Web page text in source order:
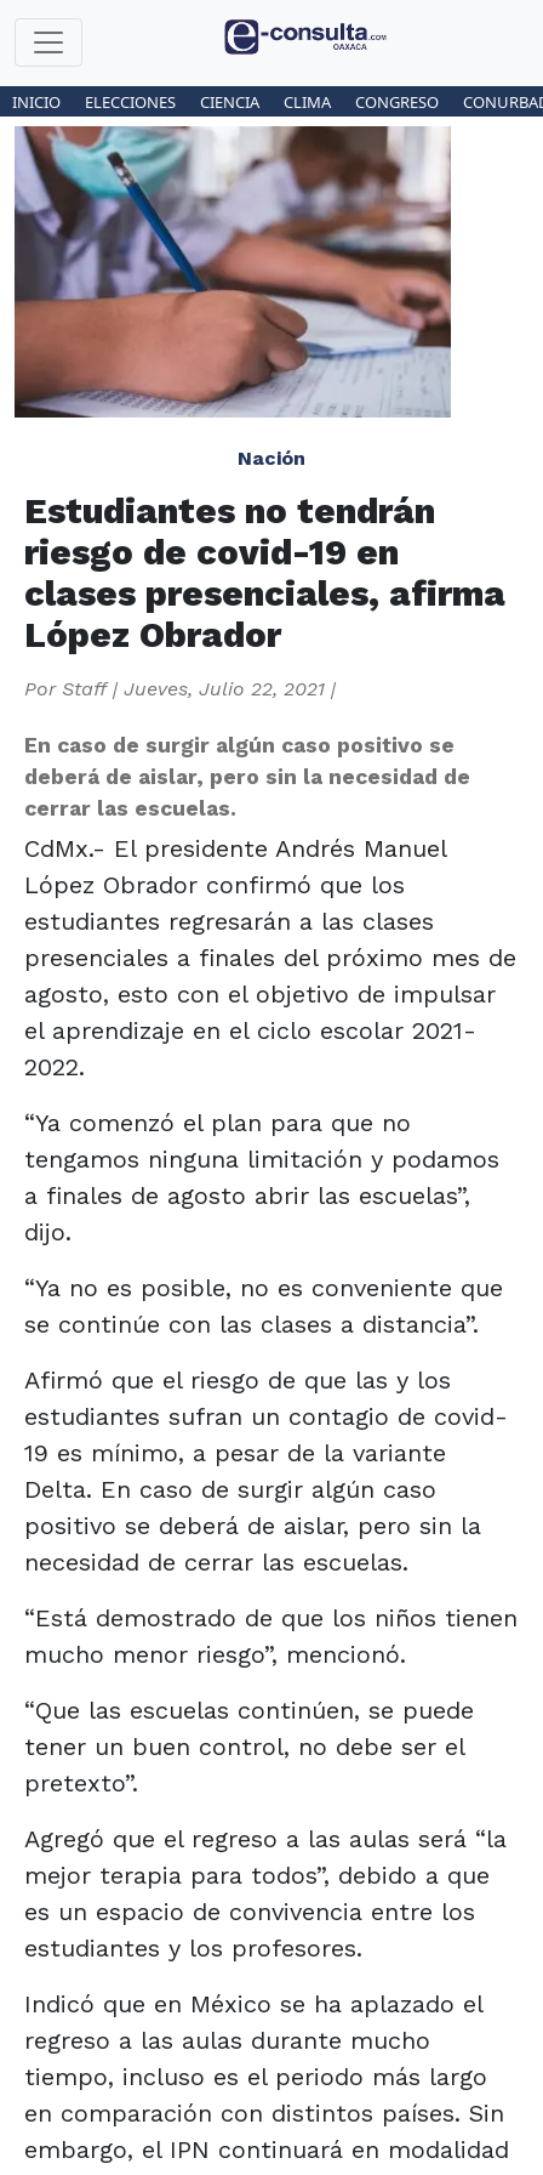
INICIO ELECCIONES CIENCIA CLIMA CONGRESO
Nación
Estudiantes no tendrán
riesgo de covid-19 en
clases presenciales, afirma
López Obrador
Por Staff| Jueves, Julio 22, 2021 |
En caso de surgir algún caso positivo se
deberá de aislar, pero sin la necesidad de
cerrar las escuelas.
CdMx.- El presidente Andrés Manuel
López Obrador confirmó que los
estudiantes regresarán a las clases
presenciales a finales del próximo mes de
agosto, esto con el objetivo de impulsar
el aprendizaje en el ciclo escolar 2021-
2022.
“Ya comenzó el plan para que no
tengamos ninguna limitación y podamos
a finales de agosto abrir las escuelas”,
dijo.
“Ya no es posible, no es conveniente que
se continúe con las clases a distancia”.
Afirmó que el riesgo de que las y los
estudiantes sufran un contagio de covid-
19 es mínimo, a pesar de la variante
Delta. En caso de surgir algún caso
positivo se deberá de aislar, pero sin la
necesidad de cerrar las escuelas.
“Está demostrado de que los niños tienen
mucho menor riesgo”, mencionó.
“Que las escuelas continúen, se puede
tener un buen control, no debe ser el
pretexto”.
Agregó que el regreso a las aulas será “la
mejor terapia para todos”, debido a que
es un espacio de convivencia entre los
estudiantes y los profesores.
Indicó que en México se ha aplazado el
regreso a las aulas durante mucho
tiempo, incluso es el periodo más largo
en comparación con distintos países. Sin
embargo, el IPN continuará en modalidad